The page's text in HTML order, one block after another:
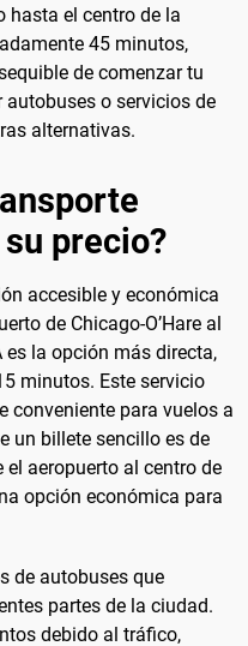
hasta el centro de la
45 minutos,
de comenzar tu
o servicios de
alternativas.
precio?
accesible y económica
de Chicago-O’Hare al
es la opción más directa,
minutos. Este servicio
conveniente para vuelos a
un billete sencillo es de
aeropuerto al centro de
opción económica para
de autobuses que
partes de la ciudad.
debido al tráfico,